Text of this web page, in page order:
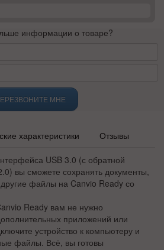
информации о товаре?
МНЕ
характеристики Отзывы
USB 3.0 (с обратной
вы сможете сохранять документы,
файлы на Canvio Ready со
Ready вам не нужно
приложений или
устройство к компьютеру и
файлы. Всё, вы готовы